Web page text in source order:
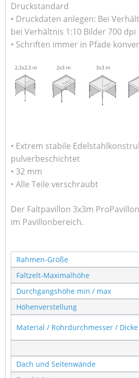
Druckstandard
• Druckdaten anlegen: Bei
bei Verhältnis 1:10 Bilder 700 dpi
• Schriften immer in Pfade
• Extrem stabile
pulverbeschichtet
• 32 mm
• Alle Teile verschraubt
Der Faltpavillon 3x3m
im Pavillonbereich.
Rahmen-Größe
Faltzelt-Maximalhöhe
Durchgangshöhe min / max
Höhenverstellung
Material / Rohrdurchmesser / Dicke
Dach und Seitenwände